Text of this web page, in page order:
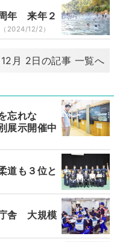
年 来年２
（2024/12/2）
12月 2日の記事 一覧へ
忘れな
示開催中
も３位と
舎 大規模